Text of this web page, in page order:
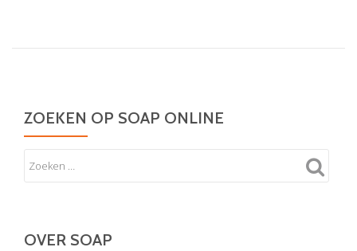
Wittek
ZOEKEN OP SOAP ONLINE
OVER SOAP